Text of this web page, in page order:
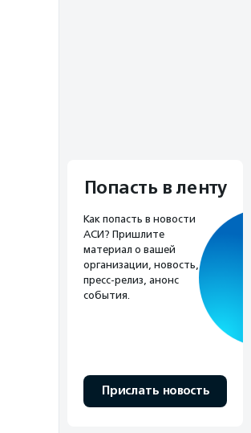
Попасть в ленту
Как попасть в новости
АСИ? Пришлите
материал о вашей
организации, новость,
пресс-релиз, анонс
события.
Прислать новость